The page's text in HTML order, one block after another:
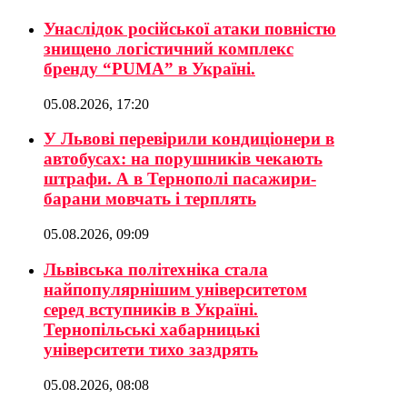
Унаслідок російської атаки повністю
знищено логістичний комплекс
бренду “PUMA” в Україні.
05.08.2026, 17:20
У Львові перевірили кондиціонери в
автобусах: на порушників чекають
штрафи. А в Тернополі пасажири-
барани мовчать і терплять
05.08.2026, 09:09
Львівська політехніка стала
найпопулярнішим університетом
серед вступників в Україні.
Тернопільські хабарницькі
університети тихо заздрять
05.08.2026, 08:08